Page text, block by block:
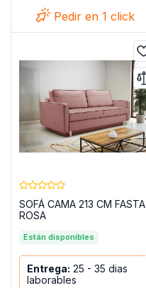
Pedir en 1 click
SOFÁ CAMA 213 CM FASTA
ROSA
Están disponibles
Entrega: 25 - 35 dias
laborables